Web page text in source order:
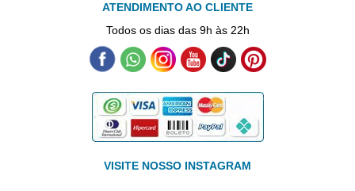
ATENDIMENTO AO CLIENTE
Todos os dias das 9h às 22h
VISITE NOSSO INSTAGRAM